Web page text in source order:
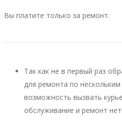
Вы платите только за ремонт.
Так как не в первый раз
для ремонта по
возможность вызвать
обслуживание и ремонт нет!